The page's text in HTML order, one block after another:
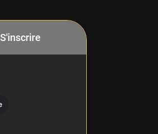
S'inscrire